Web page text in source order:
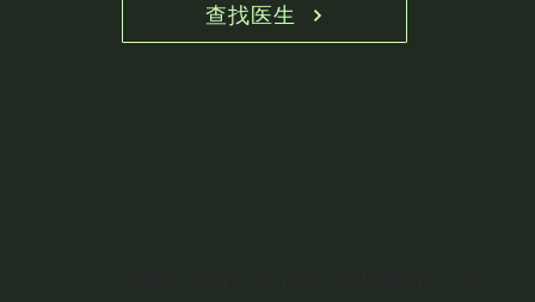
查找医生